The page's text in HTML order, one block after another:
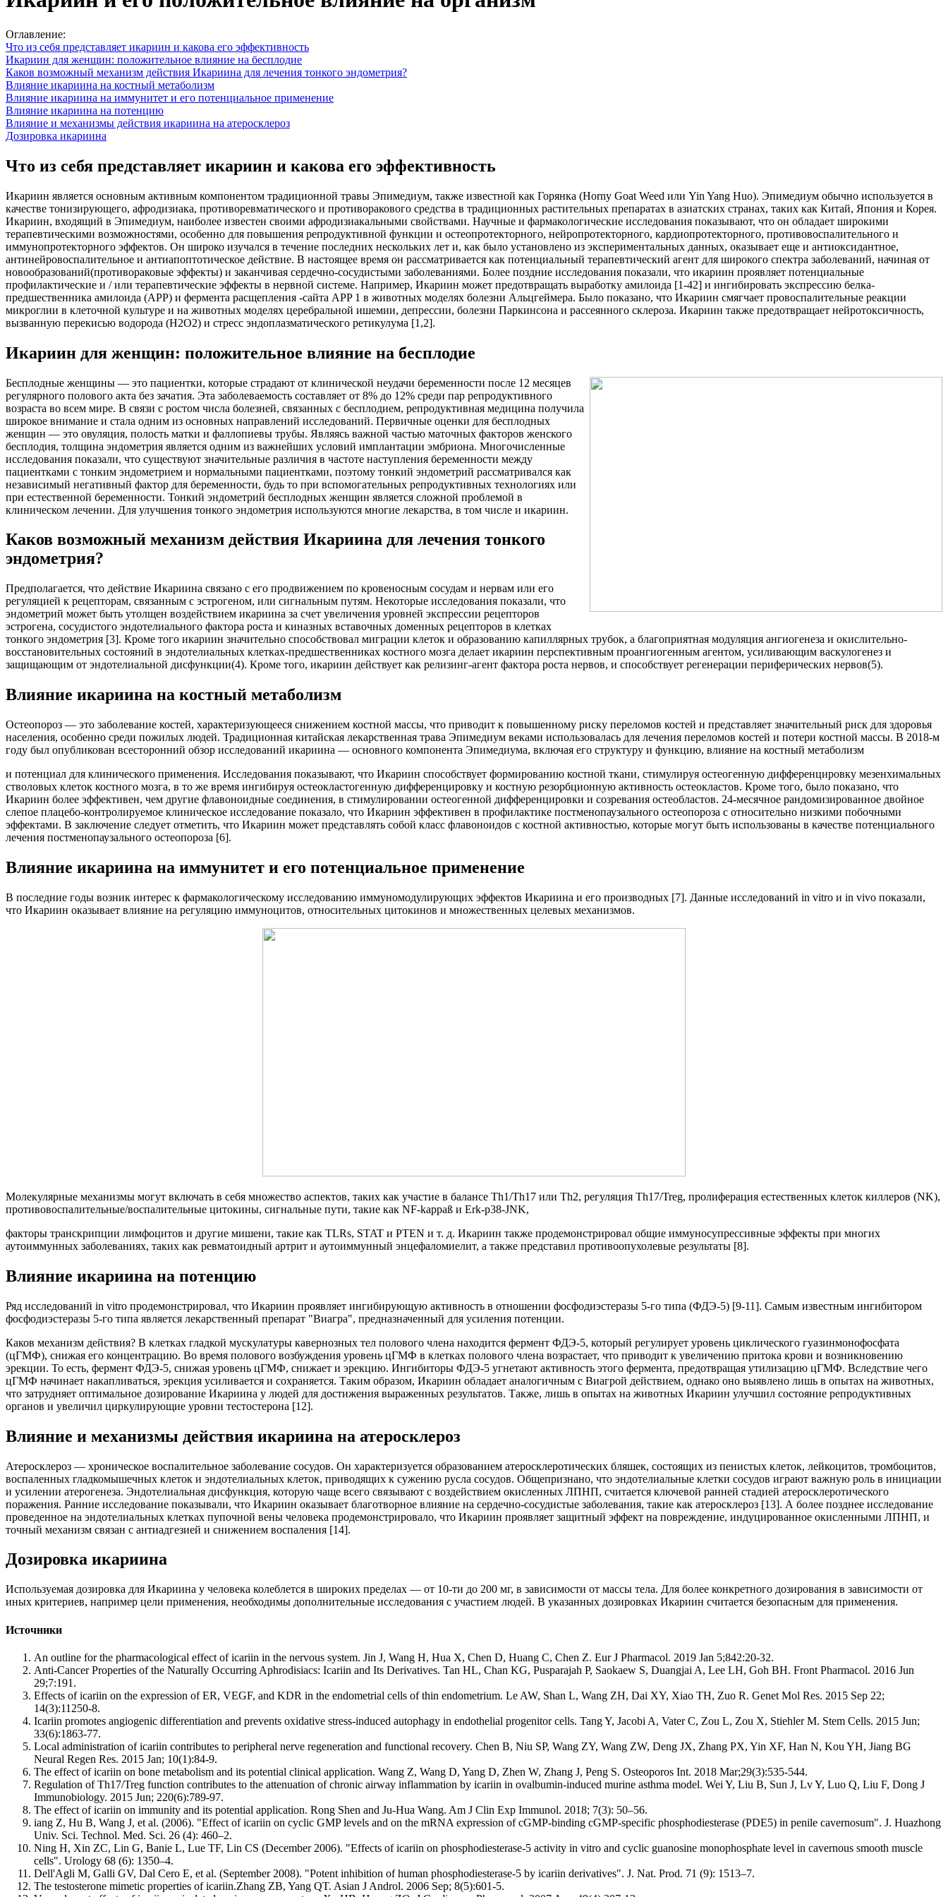
Оглавление:
Что из себя представляет икариин и какова его эффективность
Икариин для женщин: положительное влияние на бесплодие
Каков возможный механизм действия Икариина для лечения тонкого эндометрия?
Влияние икариина на костный метаболизм
Влияние икариина на иммунитет и его потенциальное применение
Влияние икариина на потенцию
Влияние и механизмы действия икариина на атеросклероз
Дозировка икариина
Что из себя представляет икариин и какова его эффективность
Икариин является основным активным компонентом традиционной травы Эпимедиум, также известной как Горянка (Horny Goat Weed или Yin Yang Huo). Эпимедиум обычно используется в
качестве тонизирующего, афродизиака, противоревматического и противоракового средства в традиционных растительных препаратах в азиатских странах, таких как Китай, Япония и Корея.
Икариин, входящий в Эпимедиум, наиболее известен своими афродизиакальными свойствами. Научные и фармакологические исследования показывают, что он обладает широкими
терапевтическими возможностями, особенно для повышения репродуктивной функции и остеопротекторного, нейропротекторного, кардиопротекторного, противовоспалительного и
иммунопротекторного эффектов. Он широко изучался в течение последних нескольких лет и, как было установлено из экспериментальных данных, оказывает еще и антиоксидантное,
антинейровоспалительное и антиапоптотическое действие. В настоящее время он рассматривается как потенциальный терапевтический агент для широкого спектра заболеваний, начиная от
новообразований(противораковые эффекты) и заканчивая сердечно-сосудистыми заболеваниями. Более поздние исследования показали, что икариин проявляет потенциальные
профилактические и / или терапевтические эффекты в нервной системе. Например, Икариин может предотвращать выработку амилоида [1-42] и ингибировать экспрессию белка-
предшественника амилоида (APP) и фермента расщепления -сайта APP 1 в животных моделях болезни Альцгеймера. Было показано, что Икариин смягчает провоспалительные реакции
микроглии в клеточной культуре и на животных моделях церебральной ишемии, депрессии, болезни Паркинсона и рассеянного склероза. Икариин также предотвращает нейротоксичность,
вызванную перекисью водорода (H2O2) и стресс эндоплазматического ретикулума [1,2].
Икариин для женщин: положительное влияние на бесплодие
Бесплодные женщины — это пациентки, которые страдают от клинической неудачи беременности после 12 месяцев
регулярного полового акта без зачатия. Эта заболеваемость составляет от 8% до 12% среди пар репродуктивного
возраста во всем мире. В связи с ростом числа болезней, связанных с бесплодием, репродуктивная медицина получила
широкое внимание и стала одним из основных направлений исследований. Первичные оценки для бесплодных
женщин — это овуляция, полость матки и фаллопиевы трубы. Являясь важной частью маточных факторов женского
бесплодия, толщина эндометрия является одним из важнейших условий имплантации эмбриона. Многочисленные
исследования показали, что существуют значительные различия в частоте наступления беременности между
пациентками с тонким эндометрием и нормальными пациентками, поэтому тонкий эндометрий рассматривался как
независимый негативный фактор для беременности, будь то при вспомогательных репродуктивных технологиях или
при естественной беременности. Тонкий эндометрий бесплодных женщин является сложной проблемой в
клиническом лечении. Для улучшения тонкого эндометрия используются многие лекарства, в том числе и икариин.
Каков возможный механизм действия Икариина для лечения тонкого
эндометрия?
Предполагается, что действие Икариина связано с его продвижением по кровеносным сосудам и нервам или его
регуляцией к рецепторам, связанным с эстрогеном, или сигнальным путям. Некоторые исследования показали, что
эндометрий может быть утолщен воздействием икариина за счет увеличения уровней экспрессии рецепторов
эстрогена, сосудистого эндотелиального фактора роста и киназных вставочных доменных рецепторов в клетках
тонкого эндометрия [3]. Кроме того икариин значительно способствовал миграции клеток и образованию капиллярных трубок, а благоприятная модуляция ангиогенеза и окислительно-
восстановительных состояний в эндотелиальных клетках-предшественниках костного мозга делает икариин перспективным проангиогенным агентом, усиливающим васкулогенез и
защищающим от эндотелиальной дисфункции(4). Кроме того, икариин действует как релизинг-агент фактора роста нервов, и способствует регенерации периферических нервов(5).
Влияние икариина на костный метаболизм
Остеопороз — это заболевание костей, характеризующееся снижением костной массы, что приводит к повышенному риску переломов костей и представляет значительный риск для здоровья
населения, особенно среди пожилых людей. Традиционная китайская лекарственная трава Эпимедиум веками использовалась для лечения переломов костей и потери костной массы. В 2018-м
году был опубликован всесторонний обзор исследований икариина — основного компонента Эпимедиума, включая его структуру и функцию, влияние на костный метаболизм
и потенциал для клинического применения. Исследования показывают, что Икариин способствует формированию костной ткани, стимулируя остеогенную дифференцировку мезенхимальных
стволовых клеток костного мозга, в то же время ингибируя остеокластогенную дифференцировку и костную резорбционную активность остеокластов. Кроме того, было показано, что
Икариин более эффективен, чем другие флавоноидные соединения, в стимулировании остеогенной дифференцировки и созревания остеобластов. 24-месячное рандомизированное двойное
слепое плацебо-контролируемое клиническое исследование показало, что Икариин эффективен в профилактике постменопаузального остеопороза с относительно низкими побочными
эффектами. В заключение следует отметить, что Икариин может представлять собой класс флавоноидов с костной активностью, которые могут быть использованы в качестве потенциального
лечения постменопаузального остеопороза [6].
Влияние икариина на иммунитет и его потенциальное применение
В последние годы возник интерес к фармакологическому исследованию иммуномодулирующих эффектов Икариина и его производных [7]. Данные исследований in vitro и in vivo показали,
что Икариин оказывает влияние на регуляцию иммуноцитов, относительных цитокинов и множественных целевых механизмов.
Молекулярные механизмы могут включать в себя множество аспектов, таких как участие в балансе Th1/Th17 или Th2, регуляция Th17/Treg, пролиферация естественных клеток киллеров (NK),
противовоспалительные/воспалительные цитокины, сигнальные пути, такие как NF-kappaß и Erk-p38-JNK,
факторы транскрипции лимфоцитов и другие мишени, такие как TLRs, STAT и PTEN и т. д. Икариин также продемонстрировал общие иммуносупрессивные эффекты при многих
аутоиммунных заболеваниях, таких как ревматоидный артрит и аутоиммунный энцефаломиелит, а также представил противоопухолевые результаты [8].
Влияние икариина на потенцию
Ряд исследований in vitro продемонстрировал, что Икариин проявляет ингибирующую активность в отношении фосфодиэстеразы 5-го типа (ФДЭ-5) [9-11]. Самым известным ингибитором
фосфодиэстеразы 5-го типа является лекарственный препарат "Виагра", предназначенный для усиления потенции.
Каков механизм действия? В клетках гладкой мускулатуры кавернозных тел полового члена находится фермент ФДЭ-5, который регулирует уровень циклического гуазинмонофосфата
(цГМФ), снижая его концентрацию. Во время полового возбуждения уровень цГМФ в клетках полового члена возрастает, что приводит к увеличению притока крови и возникновению
эрекции. То есть, фермент ФДЭ-5, снижая уровень цГМФ, снижает и эрекцию. Ингибиторы ФДЭ-5 угнетают активность этого фермента, предотвращая утилизацию цГМФ. Вследствие чего
цГМФ начинает накапливаться, эрекция усиливается и сохраняется. Таким образом, Икариин обладает аналогичным с Виагрой действием, однако оно выявлено лишь в опытах на животных,
что затрудняет оптимальное дозирование Икариина у людей для достижения выраженных результатов. Также, лишь в опытах на животных Икариин улучшил состояние репродуктивных
органов и увеличил циркулирующие уровни тестостерона [12].
Влияние и механизмы действия икариина на атеросклероз
Атеросклероз — хроническое воспалительное заболевание сосудов. Он характеризуется образованием атеросклеротических бляшек, состоящих из пенистых клеток, лейкоцитов, тромбоцитов,
воспаленных гладкомышечных клеток и эндотелиальных клеток, приводящих к сужению русла сосудов. Общепризнано, что эндотелиальные клетки сосудов играют важную роль в инициации
и усилении атерогенеза. Эндотелиальная дисфункция, которую чаще всего связывают с воздействием окисленных ЛПНП, считается ключевой ранней стадией атеросклеротического
поражения. Ранние исследование показывали, что Икариин оказывает благотворное влияние на сердечно-сосудистые заболевания, такие как атеросклероз [13]. А более позднее исследование
проведенное на эндотелиальных клетках пупочной вены человека продемонстрировало, что Икариин проявляет защитный эффект на повреждение, индуцированное окисленными ЛПНП, и
точный механизм связан с антиадгезией и снижением воспаления [14].
Дозировка икариина
Используемая дозировка для Икариина у человека колеблется в широких пределах — от 10-ти до 200 мг, в зависимости от массы тела. Для более конкретного дозирования в зависимости от
иных критериев, например цели применения, необходимы дополнительные исследования с участием людей. В указанных дозировках Икариин считается безопасным для применения.
Источники
An outline for the pharmacological effect of icariin in the nervous system. Jin J, Wang H, Hua X, Chen D, Huang C, Chen Z. Eur J Pharmacol. 2019 Jan 5;842:20-32.
Anti-Cancer Properties of the Naturally Occurring Aphrodisiacs: Icariin and Its Derivatives. Tan HL, Chan KG, Pusparajah P, Saokaew S, Duangjai A, Lee LH, Goh BH. Front Pharmacol. 2016 Jun
29;7:191.
Effects of icariin on the expression of ER, VEGF, and KDR in the endometrial cells of thin endometrium. Le AW, Shan L, Wang ZH, Dai XY, Xiao TH, Zuo R. Genet Mol Res. 2015 Sep 22;
14(3):11250-8.
Icariin promotes angiogenic differentiation and prevents oxidative stress-induced autophagy in endothelial progenitor cells. Tang Y, Jacobi A, Vater C, Zou L, Zou X, Stiehler M. Stem Cells. 2015 Jun;
33(6):1863-77.
Local administration of icariin contributes to peripheral nerve regeneration and functional recovery. Chen B, Niu SP, Wang ZY, Wang ZW, Deng JX, Zhang PX, Yin XF, Han N, Kou YH, Jiang BG
Neural Regen Res. 2015 Jan; 10(1):84-9.
The effect of icariin on bone metabolism and its potential clinical application. Wang Z, Wang D, Yang D, Zhen W, Zhang J, Peng S. Osteoporos Int. 2018 Mar;29(3):535-544.
Regulation of Th17/Treg function contributes to the attenuation of chronic airway inflammation by icariin in ovalbumin-induced murine asthma model. Wei Y, Liu B, Sun J, Lv Y, Luo Q, Liu F, Dong J
Immunobiology. 2015 Jun; 220(6):789-97.
The effect of icariin on immunity and its potential application. Rong Shen and Ju-Hua Wang. Am J Clin Exp Immunol. 2018; 7(3): 50–56.
iang Z, Hu B, Wang J, et al. (2006). "Effect of icariin on cyclic GMP levels and on the mRNA expression of cGMP-binding cGMP-specific phosphodiesterase (PDE5) in penile cavernosum". J. Huazhong
Univ. Sci. Technol. Med. Sci. 26 (4): 460–2.
Ning H, Xin ZC, Lin G, Banie L, Lue TF, Lin CS (December 2006). "Effects of icariin on phosphodiesterase-5 activity in vitro and cyclic guanosine monophosphate level in cavernous smooth muscle
cells". Urology 68 (6): 1350–4.
Dell'Agli M, Galli GV, Dal Cero E, et al. (September 2008). "Potent inhibition of human phosphodiesterase-5 by icariin derivatives". J. Nat. Prod. 71 (9): 1513–7.
The testosterone mimetic properties of icariin.Zhang ZB, Yang QT. Asian J Androl. 2006 Sep; 8(5):601-5.